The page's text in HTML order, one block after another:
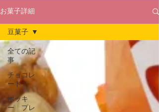
お菓子詳細
全ての記
事
チョコレ
ート
ポッキ
ー プレ
豆菓子